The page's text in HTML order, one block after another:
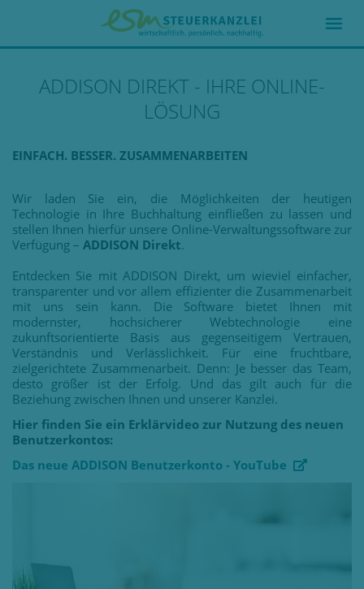
ADDISON DIREKT - IHRE ONLINE-
LÖSUNG
EINFACH. BESSER. ZUSAMMENARBEITEN
Wir laden Sie ein, die Möglichkeiten der heutigen
Technologie in Ihre Buchhaltung einfließen zu lassen und
stellen Ihnen hierfür unsere Online-Verwaltungssoftware zur
Verfügung – ADDISON Direkt.
Entdecken Sie mit ADDISON Direkt, um wieviel einfacher,
transparenter und vor allem effizienter die Zusammenarbeit
mit uns sein kann. Die Software bietet Ihnen mit
modernster, hochsicherer Webtechnologie eine
zukunftsorientierte Basis aus gegenseitigem Vertrauen,
Verständnis und Verlässlichkeit. Für eine fruchtbare,
zielgerichtete Zusammenarbeit. Denn: Je besser das Team,
desto größer ist der Erfolg. Und das gilt auch für die
Beziehung zwischen Ihnen und unserer Kanzlei.
Hier finden Sie ein Erklärvideo zur Nutzung des neuen
Benutzerkontos:
Das neue ADDISON Benutzerkonto - YouTube